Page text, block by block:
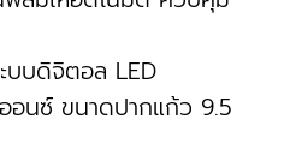
บบดิจิตอล LED
อนซ์ ขนาดปากแก้ว 9.5